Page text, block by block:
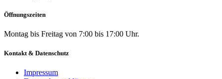
Öffnungszeiten
Montag bis Freitag von 7:00 bis 17:00 Uhr.
Kontakt & Datenschutz
Impressum